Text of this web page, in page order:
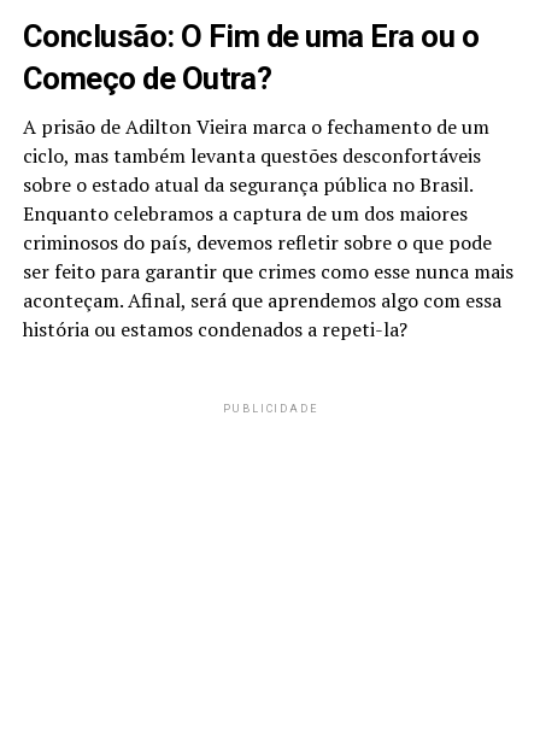
Conclusão: O Fim de uma Era ou o
Começo de Outra?
A prisão de Adilton Vieira marca o fechamento de um
ciclo, mas também levanta questões desconfortáveis
sobre o estado atual da segurança pública no Brasil.
Enquanto celebramos a captura de um dos maiores
criminosos do país, devemos refletir sobre o que pode
ser feito para garantir que crimes como esse nunca mais
aconteçam. Afinal, será que aprendemos algo com essa
história ou estamos condenados a repeti-la?
PUBLICIDADE